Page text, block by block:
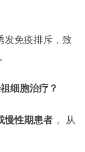
发免疫排斥，致
。
细胞治疗？
慢性期患者 。从